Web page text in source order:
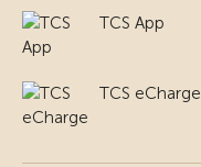
TCS App
TCS eCharge